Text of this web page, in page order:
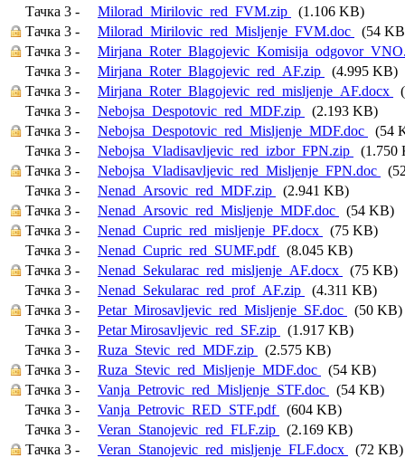
Тачка 3 -
Milorad_Mirilovic_red_FVM.zip
(1.106 KB)
Тачка 3 -
Milorad_Mirilovic_red_Misljenje_FVM.doc
(54
Тачка 3 -
Тачка 3 -
Mirjana_Roter_Blagojevic_red_AF.zip
(4.995 KB)
Тачка 3 -
Mirjana_Roter_Blagojevic_red_misljenje_AF.docx
Тачка 3 -
Nebojsa_Despotovic_red_MDF.zip
(2.193 KB)
Тачка 3 -
Nebojsa_Despotovic_red_Misljenje_MDF.doc
(54
Тачка 3 -
Nebojsa_Vladisavljevic_red_izbor_FPN.zip
(1.750
Тачка 3 -
Nebojsa_Vladisavljevic_red_Misljenje_FPN.doc
Тачка 3 -
Nenad_Arsovic_red_MDF.zip
(2.941 KB)
Тачка 3 -
Nenad_Arsovic_red_Misljenje_MDF.doc
(54 KB)
Тачка 3 -
Nenad_Cupric_red_misljenje_PF.docx
(75 KB)
Тачка 3 -
Nenad_Cupric_red_SUMF.pdf
(8.045 KB)
Тачка 3 -
Nenad_Sekularac_red_misljenje_AF.docx
(75 KB)
Тачка 3 -
Nenad_Sekularac_red_prof_AF.zip
(4.311 KB)
Тачка 3 -
Petar_Mirosavljevic_red_Misljenje_SF.doc
(50 KB)
Тачка 3 -
Petar Mirosavljevic_red_SF.zip
(1.917 KB)
Тачка 3 -
Ruza_Stevic_red_MDF.zip
(2.575 KB)
Тачка 3 -
Ruza_Stevic_red_Misljenje_MDF.doc
(54 KB)
Тачка 3 -
Vanja_Petrovic_red_Misljenje_STF.doc
(54 KB)
Тачка 3 -
Vanja_Petrovic_RED_STF.pdf
(604 KB)
Тачка 3 -
Veran_Stanojevic_red_FLF.zip
(2.169 KB)
Тачка 3 -
Veran_Stanojevic_red_misljenje_FLF.docx
(72 KB)